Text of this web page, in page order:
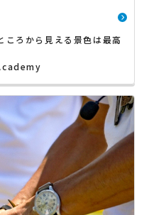
ころから見える景色は最高